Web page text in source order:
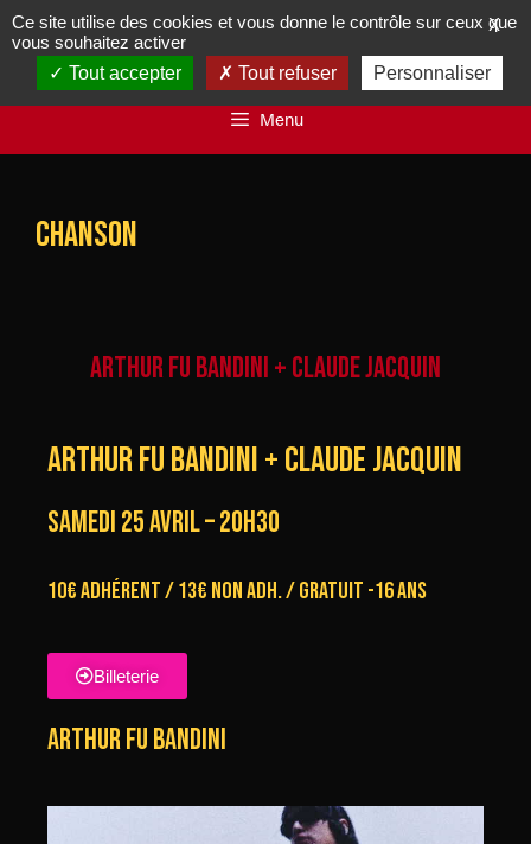
Menu
chanson
ARTHUR FU BANDINI + CLAUDE JACQUIN
ARTHUR FU BANDINI + CLAUDE JACQUIN
samedi 25 avril – 20h30
10€ Adhérent / 13€ non adh. / Gratuit -16 ans
Billeterie
ARTHUR FU BANDINI
X
Ce site utilise des cookies et vous donne le contrôle sur ceux que
vous souhaitez activer
Tout accepter
Tout refuser Personnaliser